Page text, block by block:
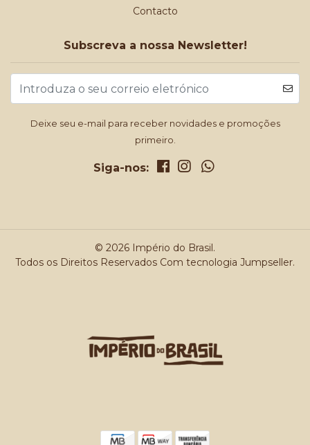
Contacto
Subscreva a nossa Newsletter!
Deixe seu e-mail para receber novidades e promoções
primeiro.
Siga-nos:
© 2026 Império do Brasil.
Todos os Direitos Reservados Com tecnologia Jumpseller.